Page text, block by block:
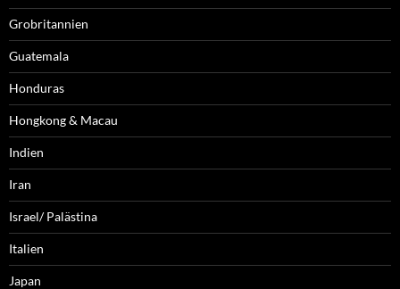
Grobritannien
Guatemala
Honduras
Hongkong & Macau
Indien
Iran
Israel/ Palästina
Italien
Japan